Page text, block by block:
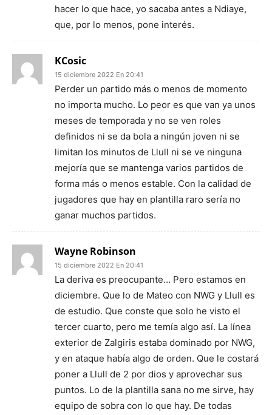
hacer lo que hace, yo sacaba antes a Ndiaye,
que, por lo menos, pone interés.
KCosic
15 diciembre 2022 En 20:41
Perder un partido más o menos de momento
no importa mucho. Lo peor es que van ya unos
meses de temporada y no se ven roles
definidos ni se da bola a ningún joven ni se
limitan los minutos de Llull ni se ve ninguna
mejoría que se mantenga varios partidos de
forma más o menos estable. Con la calidad de
jugadores que hay en plantilla raro sería no
ganar muchos partidos.
Wayne Robinson
15 diciembre 2022 En 20:41
La deriva es preocupante… Pero estamos en
diciembre. Que lo de Mateo con NWG y Llull es
de estudio. Que conste que solo he visto el
tercer cuarto, pero me temía algo así. La línea
exterior de Zalgiris estaba dominado por NWG,
y en ataque había algo de orden. Que le costará
poner a Llull de 2 por dios y aprovechar sus
puntos. Lo de la plantilla sana no me sirve, hay
equipo de sobra con lo que hay. De todas